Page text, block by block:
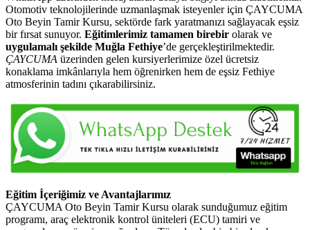
Otomotiv teknolojilerinde uzmanlaşmak isteyenler için ÇAYCUMA
Oto Beyin Tamir Kursu, sektörde fark yaratmanızı sağlayacak eşsiz
bir fırsat sunuyor. Eğitimlerimiz tamamen birebir olarak ve
uygulamalı şekilde Muğla Fethiye’de gerçekleştirilmektedir.
ÇAYCUMA üzerinden gelen kursiyerlerimize özel ücretsiz
konaklama imkânlarıyla hem öğrenirken hem de eşsiz Fethiye
atmosferinin tadını çıkarabilirsiniz.
Eğitim İçeriğimiz ve Avantajlarımız
ÇAYCUMA Oto Beyin Tamir Kursu olarak sunduğumuz eğitim
programı, araç elektronik kontrol üniteleri (ECU) tamiri ve